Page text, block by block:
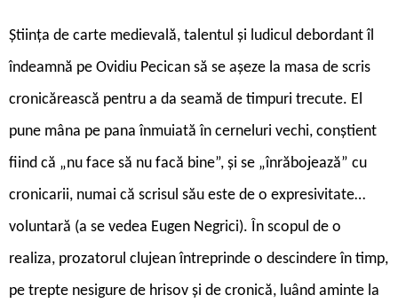
Știința de carte medievală, talentul și ludicul debordant îl
îndeamnă pe Ovidiu Pecican să se așeze la masa de scris
cronicărească pentru a da seamă de timpuri trecute. El
pune mâna pe pana înmuiată în cerneluri vechi, conștient
fiind că „nu face să nu facă bine”, și se „înrăbojează” cu
cronicarii, numai că scrisul său este de o expresivitate…
voluntară (a se vedea Eugen Negrici). În scopul de o
realiza, prozatorul clujean întreprinde o descindere în timp,
pe trepte nesigure de hrisov și de cronică, luând aminte la